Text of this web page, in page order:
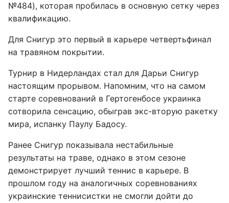
№484), которая пробилась в основную сетку через
квалификацию.
Для Снигур это первый в карьере четвертьфинал
на травяном покрытии.
Турнир в Нидерландах стал для Дарьи Снигур
настоящим прорывом. Напомним, что на самом
старте соревнований в Гертогенбосе украинка
сотворила сенсацию, обыграв экс-вторую ракетку
мира, испанку Паулу Бадосу.
Ранее Снигур показывала нестабильные
результаты на траве, однако в этом сезоне
демонстрирует лучший теннис в карьере. В
прошлом году на аналогичных соревнованиях
украинские теннисистки не смогли дойти до